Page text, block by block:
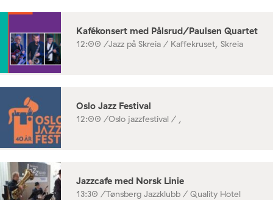
Kafékonsert med Pålsrud/Paulsen Quartet
12:00 /Jazz på Skreia / Kaffekruset, Skreia
Oslo Jazz Festival
12:00 /Oslo jazzfestival / ,
Jazzcafe med Norsk Linie
13:30 /Tønsberg Jazzklubb / Quality Hotel